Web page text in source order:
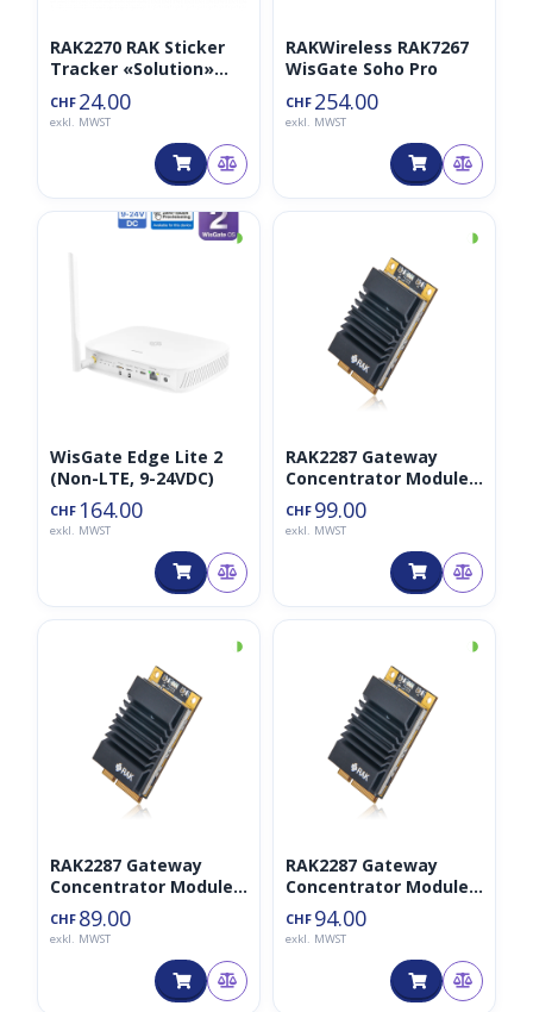
RAK2270 RAK Sticker
Tracker «Solution»
inkl. Trackpac 1 Jahr
CHF 24.00
exkl. MWST
RAKWireless RAK7267
WisGate Soho Pro
CHF 254.00
exkl. MWST
◑
WisGate Edge Lite 2
(Non-LTE, 9-24VDC)
CHF 164.00
exkl. MWST
◑
RAK2287 Gateway
Concentrator Module
for LoRaWAN, SX1302
LoRa core (USB, GPS)
CHF 99.00
exkl. MWST
◑
RAK2287 Gateway
Concentrator Module
for LoRaWAN, SX1302
LoRa core (SPI, GPS)
CHF 89.00
exkl. MWST
◑
RAK2287 Gateway
Concentrator Module
for LoRaWAN, SX1302
LoRa core (USB, no
GPS)
CHF 94.00
exkl. MWST